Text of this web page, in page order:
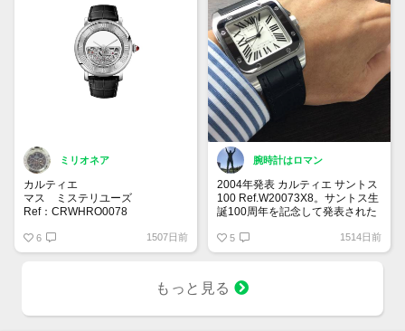
ミリオネア
カルティエ
マス ミステリユーズ
Ref：CRWHRO0078
っている特徴的な一本。価格はな
んと37,752,000円予定💦
メントとつながっておらず、クロ
ックの透明な本体に浮かんで見え
6 1507日前
腕時計はロマン
2004年発表 カルティエ サントス
100 Ref.W20073X8。サントス生
誕100周年を記念して発表された
するモデルの一つです。宝石商と
して有名なカルティエが作る時計
も多いですね。一本抑えておきた
い時計です。
5 1514日前
もっと見る